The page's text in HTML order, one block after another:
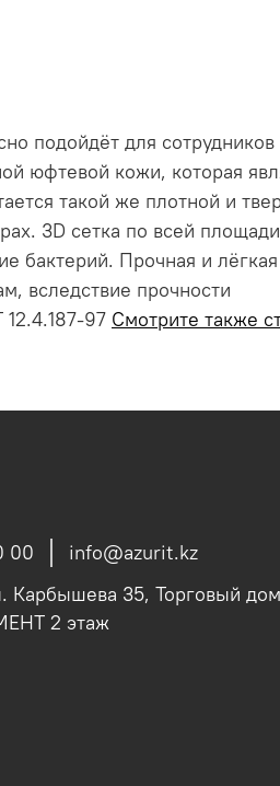
подойдёт для сотрудников
юфтевой кожи, которая
такой же плотной и
3D сетка по всей площади
бактерий. Прочная и лёгкая
вследствие прочности
97 Смотрите также
00
info@azurit.kz
Карбышева 35, Торговый дом
2 этаж